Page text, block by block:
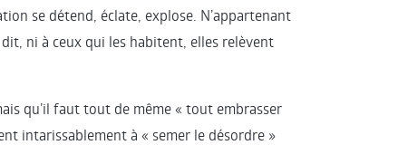
se détend, éclate, explose. N’appartenant
ni à ceux qui les habitent, elles relèvent
qu’il faut tout de même « tout embrasser
intarissablement à « semer le désordre »